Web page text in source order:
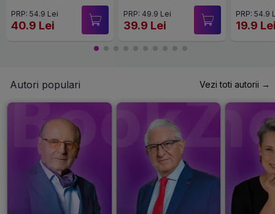
PRP: 54.9 Lei
40.9 Lei
PRP: 49.9 Lei
39.9 Lei
PRP: 54.9
19.9
Autori populari Vezi toti autorii →